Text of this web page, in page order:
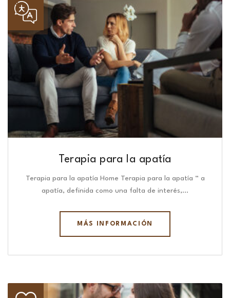
Terapia para la apatía
Terapia para la apatía Home Terapia para la apatía “ a
apatía, definida como una falta de interés,…
MÁS INFORMACIÓN